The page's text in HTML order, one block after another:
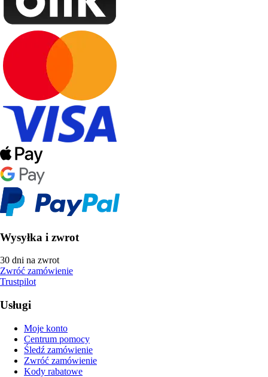
Wysyłka i zwrot
30 dni na zwrot
Zwróć zamówienie
Trustpilot
Usługi
Moje konto
Centrum pomocy
Śledź zamówienie
Zwróć zamówienie
Kody rabatowe